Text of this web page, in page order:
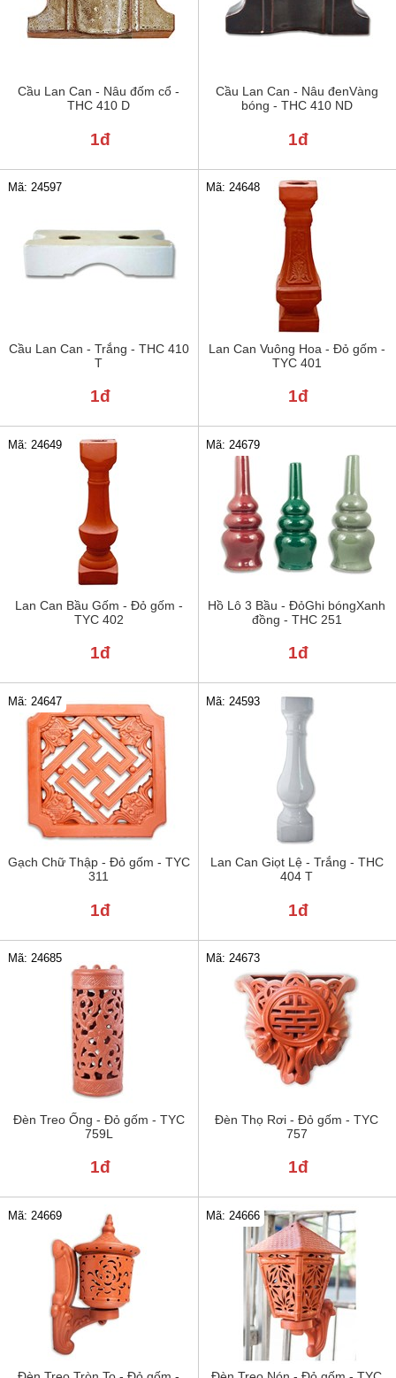
Cầu Lan Can - Nâu đốm cổ -
THC 410 D
1đ
Cầu Lan Can - Nâu đenVàng
bóng - THC 410 ND
1đ
Cầu Lan Can - Trắng - THC 410
T
Mã: 24597
1đ
Lan Can Vuông Hoa - Đỏ gốm -
TYC 401
Mã: 24648
1đ
Lan Can Bầu Gốm - Đỏ gốm -
TYC 402
Mã: 24649
1đ
Hồ Lô 3 Bầu - ĐỏGhi bóngXanh
đồng - THC 251
Mã: 24679
1đ
Gạch Chữ Thập - Đỏ gốm - TYC
311
Mã: 24647
1đ
Lan Can Giọt Lệ - Trắng - THC
404 T
Mã: 24593
1đ
Đèn Treo Ống - Đỏ gốm - TYC
759L
Mã: 24685
1đ
Đèn Thọ Rơi - Đỏ gốm - TYC
757
Mã: 24673
1đ
Mã: 24669 Mã: 24666